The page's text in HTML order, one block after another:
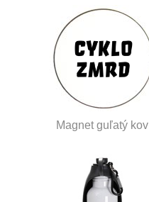
Magnet guľatý kov